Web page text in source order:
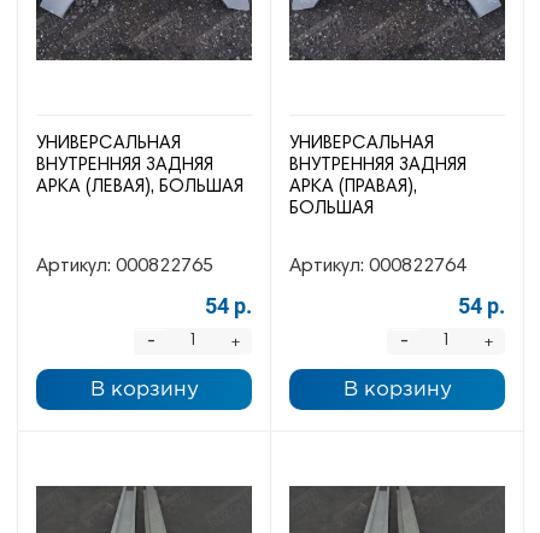
УНИВЕРСАЛЬНАЯ
ВНУТРЕННЯЯ ЗАДНЯЯ
АРКА (ЛЕВАЯ), БОЛЬШАЯ
Артикул: 000822765
54 р.
+
-
В корзину
УНИВЕРСАЛЬНАЯ
ВНУТРЕННЯЯ ЗАДНЯЯ
АРКА (ПРАВАЯ),
БОЛЬШАЯ
Артикул: 000822764
54 р.
+
-
В корзину